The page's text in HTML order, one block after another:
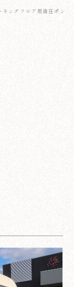
ングフロア用油圧ポン